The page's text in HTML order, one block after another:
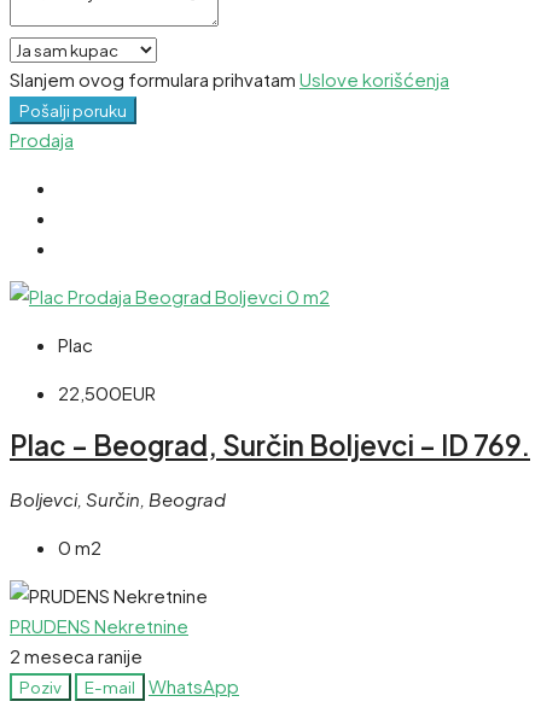
Slanjem ovog formulara prihvatam Uslove korišćenja
Pošalji poruku
Prodaja
Plac
22,500EUR
Plac – Beograd, Surčin Boljevci – ID 769.
Boljevci, Surčin, Beograd
0 m2
PRUDENS Nekretnine
2 meseca ranije
Poziv E-mail WhatsApp